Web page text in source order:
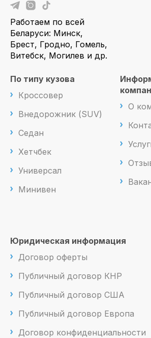
Работаем по всей
Беларуси: Минск,
Брест, Гродно, Гомель,
Витебск, Могилев и др.
По типу кузова
Кроссовер
Внедорожник (SUV)
Седан
Хетчбек
Универсал
Минивен
О
Юридическая информация
Договор оферты
Публичный договор КНР
Публичный договор США
Публичный договор Европа
Договор конфиденциальности